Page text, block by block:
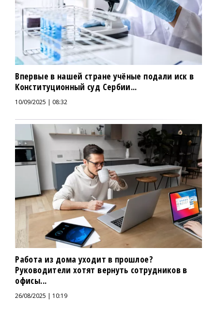
Впервые в нашей стране учёные подали иск в
Конституционный суд Сербии...
10/09/2025 | 08:32
Работа из дома уходит в прошлое?
Руководители хотят вернуть сотрудников в
офисы...
26/08/2025 | 10:19